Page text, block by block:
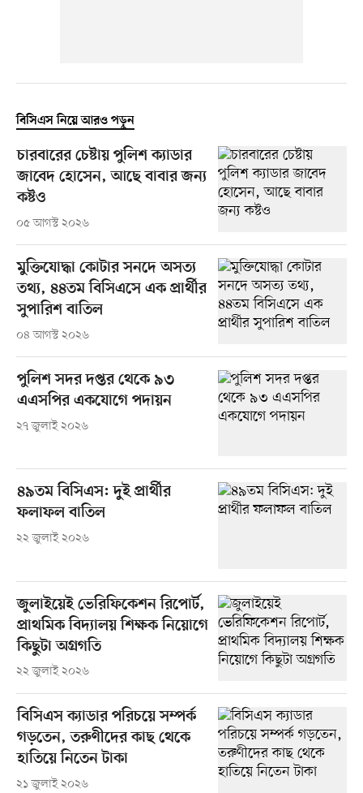
বিসিএস নিয়ে আরও পড়ুন
চারবারের চেষ্টায় পুলিশ ক্যাডার
জাবেদ হোসেন, আছে বাবার জন্য
কষ্টও
০৫ আগস্ট ২০২৬
মুক্তিযোদ্ধা কোটার সনদে অসত্য
তথ্য, ৪৪তম বিসিএসে এক প্রার্থীর
সুপারিশ বাতিল
০৪ আগস্ট ২০২৬
পুলিশ সদর দপ্তর থেকে ৯৩
এএসপির একযোগে পদায়ন
২৭ জুলাই ২০২৬
৪৯তম বিসিএস: দুই প্রার্থীর
ফলাফল বাতিল
২২ জুলাই ২০২৬
জুলাইয়েই ভেরিফিকেশন রিপোর্ট,
প্রাথমিক বিদ্যালয় শিক্ষক নিয়োগে
কিছুটা অগ্রগতি
২২ জুলাই ২০২৬
বিসিএস ক্যাডার পরিচয়ে সম্পর্ক
গড়তেন, তরুণীদের কাছ থেকে
হাতিয়ে নিতেন টাকা
২১ জুলাই ২০২৬